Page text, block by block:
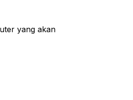
yang akan